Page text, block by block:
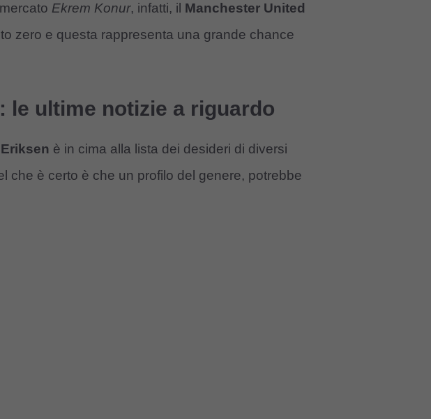
Ekrem Konur, infatti, il Manchester United
zero e questa rappresenta una grande chance
le ultime notizie a riguardo
Eriksen è in cima alla lista dei desideri di diversi
che è certo è che un profilo del genere, potrebbe